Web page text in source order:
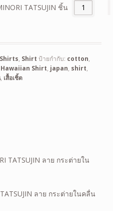
TATSUJIN ชิ้น
, Shirt ป้ายกำกับ: cotton,
Hawaiian Shirt, japan, shirt,
, เสื้อเชิ้ต
ลาย กระต่ายในคลื่น